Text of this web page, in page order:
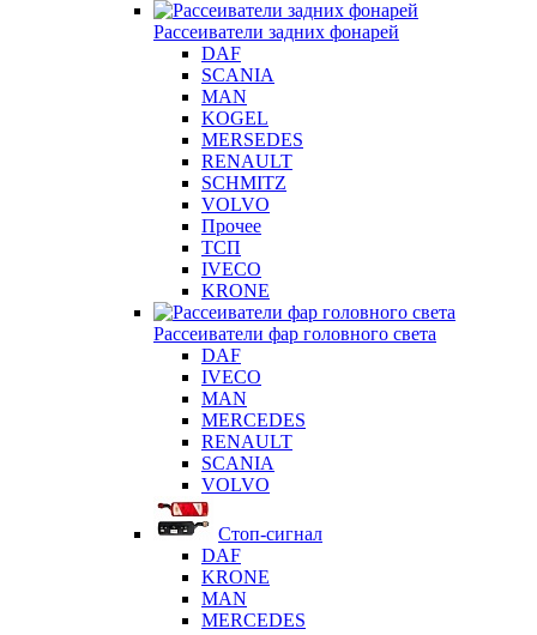
Рассеиватели задних фонарей
DAF
SCANIA
MAN
KOGEL
MERSEDES
RENAULT
SCHMITZ
VOLVO
Прочее
ТСП
IVECO
KRONE
Рассеиватели фар головного света
DAF
IVECO
MAN
MERCEDES
RENAULT
SCANIA
VOLVO
Стоп-сигнал
DAF
KRONE
MAN
MERCEDES